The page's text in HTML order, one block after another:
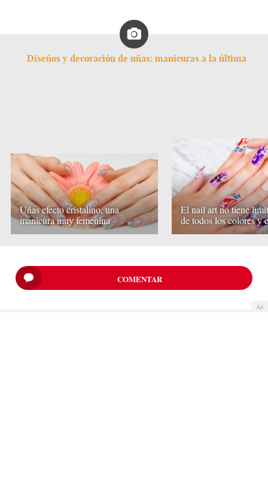
Diseños y decoración de uñas: manicuras a la última
Uñas efecto cristalino, una
manicura muy femenina
El nail art no tiene
de todos los colores y
COMENTAR
Ad